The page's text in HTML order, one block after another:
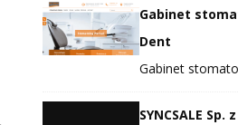
Gabinet
Dent
Gabinet
SYNCSALE Sp.